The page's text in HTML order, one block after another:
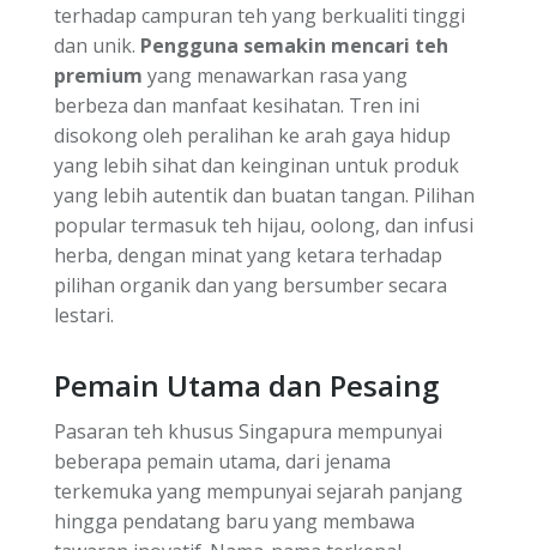
terhadap campuran teh yang berkualiti tinggi
dan unik. Pengguna semakin mencari teh
premium yang menawarkan rasa yang
berbeza dan manfaat kesihatan. Tren ini
disokong oleh peralihan ke arah gaya hidup
yang lebih sihat dan keinginan untuk produk
yang lebih autentik dan buatan tangan. Pilihan
popular termasuk teh hijau, oolong, dan infusi
herba, dengan minat yang ketara terhadap
pilihan organik dan yang bersumber secara
lestari.
Pemain Utama dan Pesaing
Pasaran teh khusus Singapura mempunyai
beberapa pemain utama, dari jenama
terkemuka yang mempunyai sejarah panjang
hingga pendatang baru yang membawa